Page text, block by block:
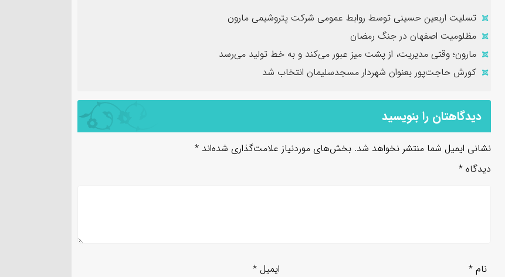
تسلیت اربعین حسینی توسط روابط عمومی شرکت پتروشیمی مارون
مظلومیت اصفهان در جنگ رمضان
مارون؛ وقتی مدیریت، از پشت میز عبور می‌کند و به خط تولید می‌رسد
کورش حاجت‌پور بعنوان شهردار مسجدسلیمان انتخاب شد
دیدگاهتان را بنویسید
نشانی ایمیل شما منتشر نخواهد شد. بخش‌های موردنیاز علامت‌گذاری شده‌اند *
دیدگاه *
نام* ایمیل *